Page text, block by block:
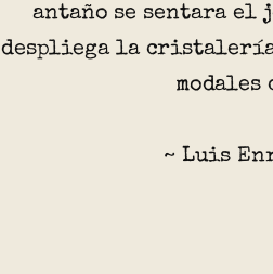
antaño se sentara el
despliega la cristalería
modales
~ Luis